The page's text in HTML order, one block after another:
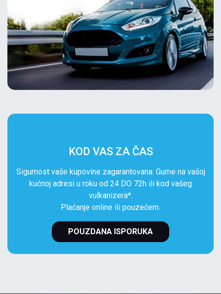
KOD VAS ZA ČAS
Sigurnost vaše kupovine zagarantovana. Gume na vašoj
kućnoj adresi u roku od 24 DO 72h ili kod vašeg
vulkanizera*.
Plaćanje online ili pouzećem.
POUZDANA ISPORUKA